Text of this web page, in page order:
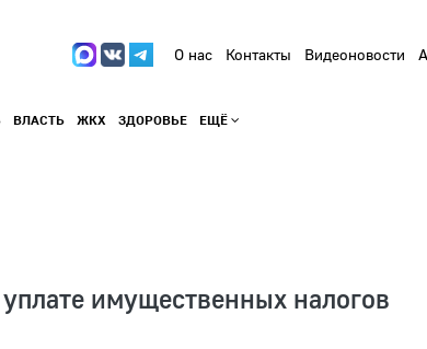
О нас Контакты Видеоновости
ВЛАСТЬ ЖКХ ЗДОРОВЬЕ ЕЩЁ
имущественных налогов